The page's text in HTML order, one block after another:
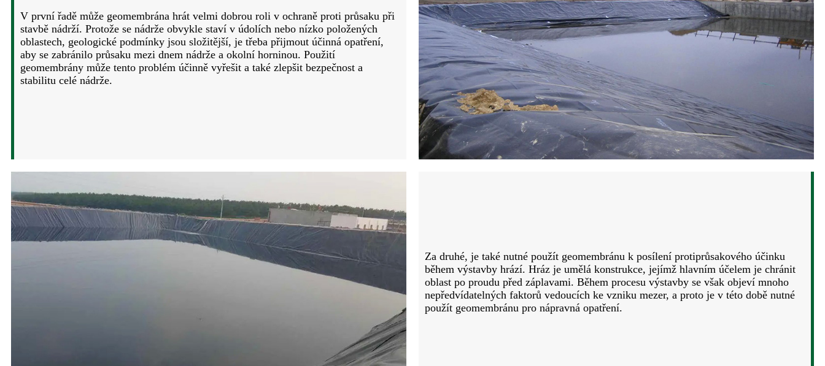
V první řadě může geomembrána hrát velmi dobrou roli v ochraně proti průsaku při
stavbě nádrží. Protože se nádrže obvykle staví v údolích nebo nízko položených
oblastech, geologické podmínky jsou složitější, je třeba přijmout účinná opatření,
aby se zabránilo průsaku mezi dnem nádrže a okolní horninou. Použití
geomembrány může tento problém účinně vyřešit a také zlepšit bezpečnost a
stabilitu celé nádrže.
Za druhé, je také nutné použít geomembránu k posílení protiprůsakového účinku
během výstavby hrází. Hráz je umělá konstrukce, jejímž hlavním účelem je chránit
oblast po proudu před záplavami. Během procesu výstavby se však objeví mnoho
nepředvídatelných faktorů vedoucích ke vzniku mezer, a proto je v této době nutné
použít geomembránu pro nápravná opatření.